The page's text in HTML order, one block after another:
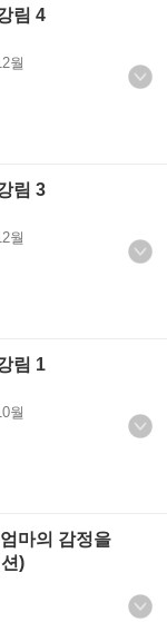
림 4
월
림 3
월
림 1
월
마의 감정을
)